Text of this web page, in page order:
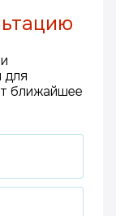
для
ближайшее